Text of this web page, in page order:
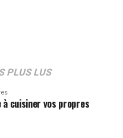
PLUS LUS
à cuisiner vos propres